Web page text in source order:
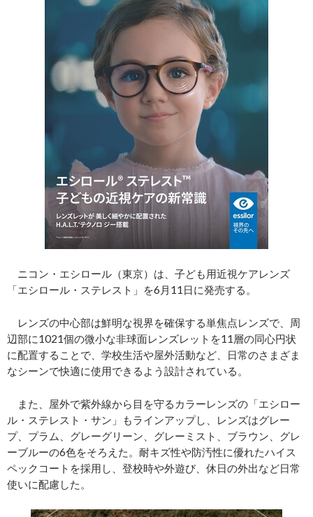
ニコン・エシロール（東京）は、子ども用近視ケアレンズ
「エシロール・ステレスト」を6月11日に発売する。
レンズの中心部は鮮明な視界を確保する単焦点レンズで、周
辺部に1021個の微小な非球面レンズレットを11層の同心円状
に配置することで、学校生活や屋外活動など、日常のさまざま
なシーンで快適に使用できるよう設計されている。
また、屋外で紫外線から目を守るカラーレンズの「エシロー
ル・ステレスト・サン」もラインアップし、レンズはグレー
プ、プラム、グレーグリーン、グレーミスト、ブラウン、グレ
ーブルーの6色をそろえた。耐キズ性や防汚性に優れたハイス
ペックコートを採用し、登校時や外遊び、休日の外出など日常
使いに配慮した。